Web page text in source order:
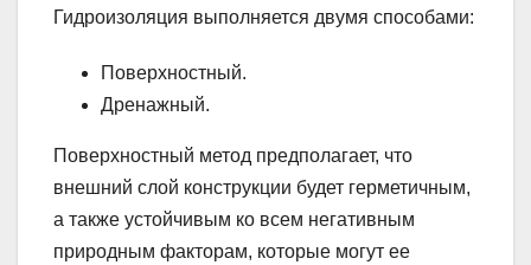
Гидроизоляция выполняется двумя способами:
Поверхностный.
Дренажный.
Поверхностный метод предполагает, что
внешний слой конструкции будет герметичным,
а также устойчивым ко всем негативным
природным факторам, которые могут ее